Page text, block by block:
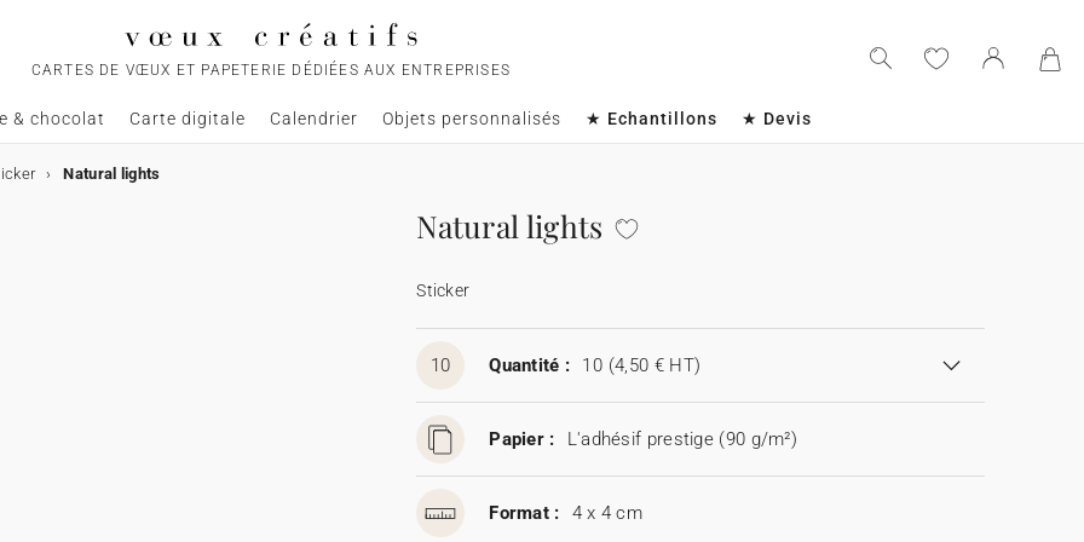
CARTES DE VŒUX ET PAPETERIE DÉDIÉES AUX ENTREPRISES
& chocolat Carte digitale Calendrier Objets personnalisés ★ Echantillons ★ Devis
Natural lights
Natural lights
Sticker
10 Quantité : 10 (4,50 € HT)
Papier : L'adhésif prestige (90 g/m²)
Format : 4 x 4 cm